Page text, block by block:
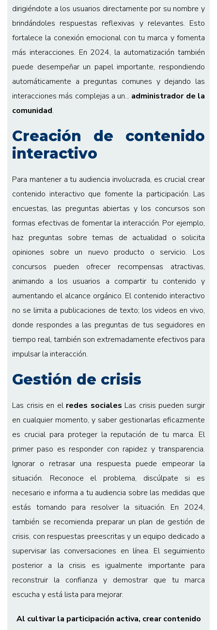
dirigiéndote a los usuarios directamente por su nombre y
brindándoles respuestas reflexivas y relevantes. Esto
fortalece la conexión emocional con tu marca y fomenta
más interacciones. En 2024, la automatización también
puede desempeñar un papel importante, respondiendo
automáticamente a preguntas comunes y dejando las
interacciones más complejas a un... administrador de la
comunidad.
Creación de contenido
interactivo
Para mantener a tu audiencia involucrada, es crucial crear
contenido interactivo que fomente la participación. Las
encuestas, las preguntas abiertas y los concursos son
formas efectivas de fomentar la interacción. Por ejemplo,
haz preguntas sobre temas de actualidad o solicita
opiniones sobre un nuevo producto o servicio. Los
concursos pueden ofrecer recompensas atractivas,
animando a los usuarios a compartir tu contenido y
aumentando el alcance orgánico. El contenido interactivo
no se limita a publicaciones de texto; los videos en vivo,
donde respondes a las preguntas de tus seguidores en
tiempo real, también son extremadamente efectivos para
impulsar la interacción.
Gestión de crisis
Las crisis en elredes sociales Las crisis pueden surgir
en cualquier momento, y saber gestionarlas eficazmente
es crucial para proteger la reputación de tu marca. El
primer paso es responder con rapidez y transparencia.
Ignorar o retrasar una respuesta puede empeorar la
situación. Reconoce el problema, discúlpate si es
necesario e informa a tu audiencia sobre las medidas que
estás tomando para resolver la situación. En 2024,
también se recomienda preparar un plan de gestión de
crisis, con respuestas preescritas y un equipo dedicado a
supervisar las conversaciones en línea. El seguimiento
posterior a la crisis es igualmente importante para
reconstruir la confianza y demostrar que tu marca
escucha y está lista para mejorar.
Al cultivar la participación activa, crear contenido